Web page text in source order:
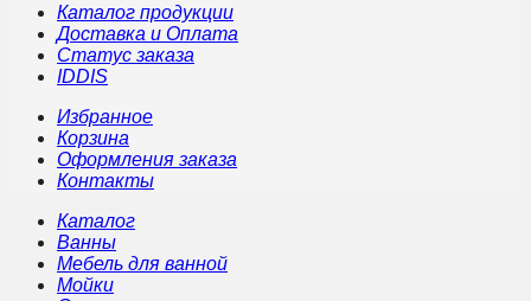
Каталог продукции
Доставка и Оплата
Статус заказа
IDDIS
Избранное
Корзина
Оформления заказа
Контакты
Каталог
Ванны
Мебель для ванной
Мойки